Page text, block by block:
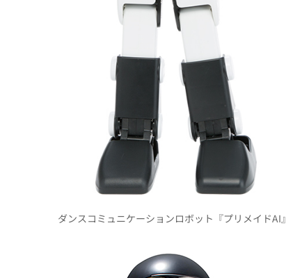
ダンスコミュニケーションロボット『プリメイドAI』